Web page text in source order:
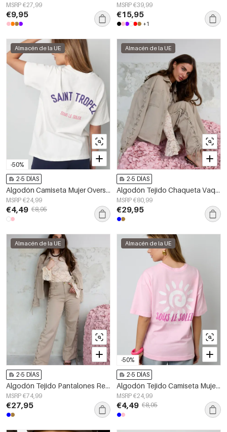
MSRP €27,99
€9,95
MSRP €39,99
€15,95
+1
-50%
Almacén de la UE
2-5 DÍAS
Algodón Camiseta Mujer Oversized Estampado Saint Tropez
MSRP €24,99
€4,49 €8,95
Almacén de la UE
2-5 DÍAS
Algodón Tejido Chaqueta Vaquera Mujer Casual Con Cordones
MSRP €80,99
€29,95
Almacén de la UE
2-5 DÍAS
Algodón Tejido Pantalones Rectos Mujer Con Cordones Casual
MSRP €74,99
€27,95
-50%
Almacén de la UE
2-5 DÍAS
Algodón Tejido Camiseta Mujer Casual Letras
MSRP €24,99
€4,49 €8,95